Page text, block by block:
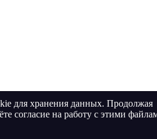
для хранения данных. Продолжая
согласие на работу с этими